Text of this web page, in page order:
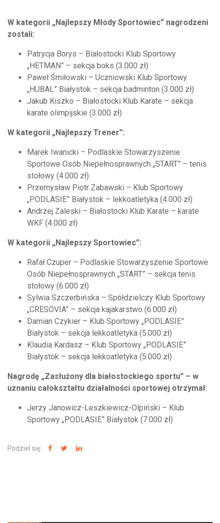
W kategorii „Najlepszy Młody Sportowiec” nagrodzeni
zostali:
Patrycja Borys – Białostocki Klub Sportowy
„HETMAN” – sekcja boks (3.000 zł)
Paweł Śmiłowski – Uczniowski Klub Sportowy
„HUBAL” Białystok – sekcja badminton (3.000 zł)
Jakub Kiszko – Białostocki Klub Karate – sekcja
karate olimpijskie (3.000 zł)
W kategorii „Najlepszy Trener”:
Marek Iwanicki – Podlaskie Stowarzyszenie
Sportowe Osób Niepełnosprawnych „START” – tenis
stołowy (4.000 zł)
Przemysław Piotr Zabawski – Klub Sportowy
„PODLASIE” Białystok – lekkoatletyka (4.000 zł)
Andrzej Zaleski – Białostocki Klub Karate – karate
WKF (4.000 zł)
W kategorii „Najlepszy Sportowiec”:
Rafał Czuper – Podlaskie Stowarzyszenie Sportowe
Osób Niepełnosprawnych „START” – sekcja tenis
stołowy (6.000 zł)
Sylwia Szczerbińska – Spółdzielczy Klub Sportowy
„CRESOVIA” – sekcja kajakarstwo (6.000 zł)
Damian Czykier – Klub Sportowy „PODLASIE”
Białystok – sekcja lekkoatletyka (5.000 zł)
Klaudia Kardasz – Klub Sportowy „PODLASIE”
Białystok – sekcja lekkoatletyka (5.000 zł)
Nagrodę „Zasłużony dla białostockiego sportu” – w
uznaniu całokształtu działalności sportowej otrzymał:
Jerzy Janowicz-Leszkiewicz-Olpiński – Klub
Sportowy „PODLASIE” Białystok (7.000 zł)
Podziel się: